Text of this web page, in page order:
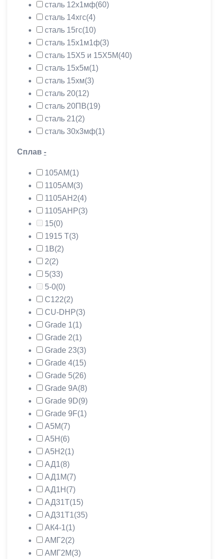
сталь 12х1мф(60)
сталь 14хгс(4)
сталь 15гс(10)
сталь 15х1м1ф(3)
сталь 15Х5 и 15Х5М(40)
сталь 15х5м(1)
сталь 15хм(3)
сталь 20(12)
сталь 20ПВ(19)
сталь 21(2)
сталь 30х3мф(1)
Сплав -
105АМ(1)
1105АМ(3)
1105АН2(4)
1105АНР(3)
15(0)
1915 Т(3)
1В(2)
2(2)
5(33)
5-0(0)
C122(2)
CU-DHP(3)
Grade 1(1)
Grade 2(1)
Grade 23(3)
Grade 4(15)
Grade 5(26)
Grade 9A(8)
Grade 9D(9)
Grade 9F(1)
А5М(7)
А5Н (6)
А5Н2(1)
АД1(8)
АД1М(7)
АД1Н (7)
АД31Т(15)
АД31Т1(35)
АК4-1(1)
АМГ2(2)
АМГ2М(3)